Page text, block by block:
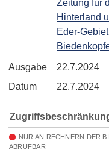
Zeitung für
Hinterland
Eder-
Ausgabe
22.7.2024
Datum
22.7.2024
NUR AN RECHNERN DER
ABRUFBAR